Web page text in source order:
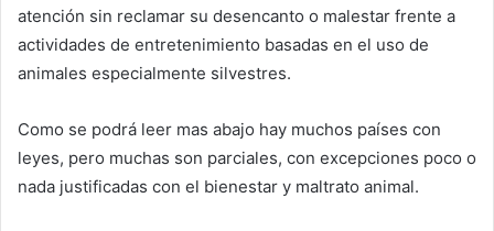
atención sin reclamar su desencanto o malestar frente a
actividades de entretenimiento basadas en el uso de
animales especialmente silvestres.
Como se podrá leer mas abajo hay muchos países con
leyes, pero muchas son parciales, con excepciones poco o
nada justificadas con el bienestar y maltrato animal.